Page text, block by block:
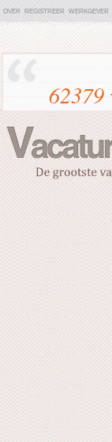
OVER REGISTREER WERKGEVER
62379